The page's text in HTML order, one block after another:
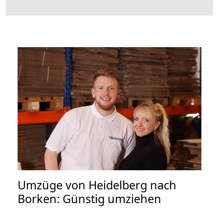
Umzüge von Heidelberg nach
Borken: Günstig umziehen